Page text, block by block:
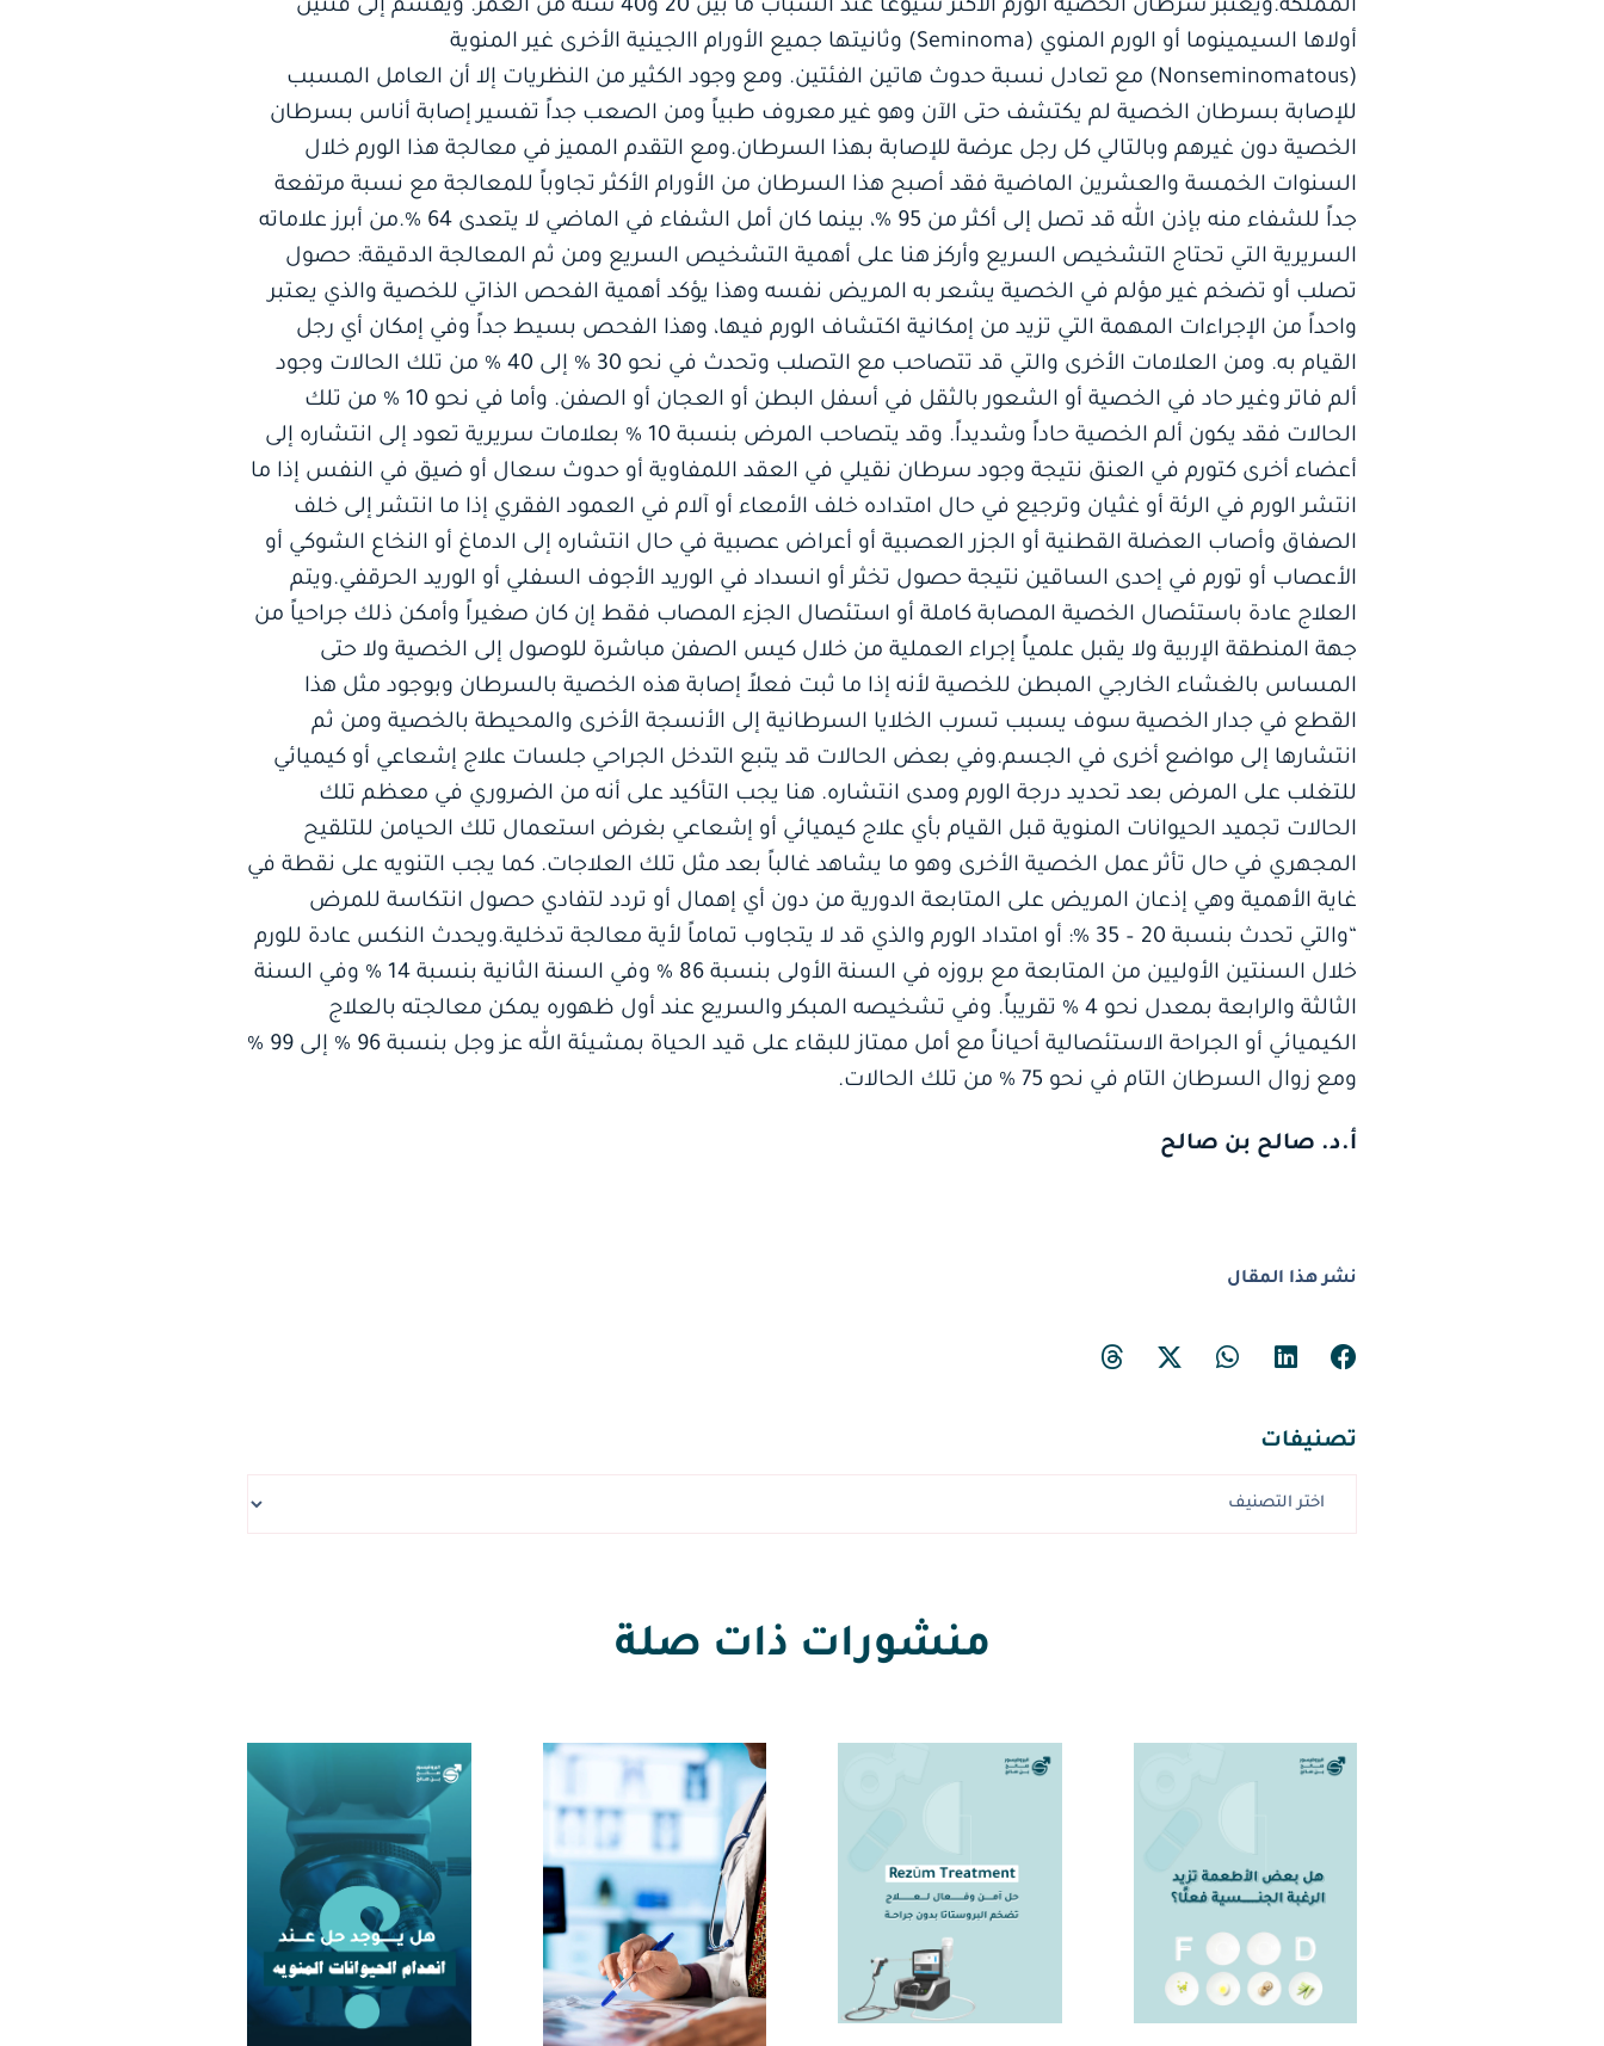
المملكة.ويعتبر سرطان الخصية الورم الأكثر شيوعاً عند الشباب ما بين 20 و40 سنة من العمر. ويقسم إلى فئتين
أولاها السيمينوما أو الورم المنوي (Seminoma) وثانيتها جميع الأورام االجينية الأخرى غير المنوية
(Nonseminomatous) مع تعادل نسبة حدوث هاتين الفئتين. ومع وجود الكثير من النظريات إلا أن العامل المسبب
للإصابة بسرطان الخصية لم يكتشف حتى الآن وهو غير معروف طبياً ومن الصعب جداً تفسير إصابة أناس بسرطان
الخصية دون غيرهم وبالتالي كل رجل عرضة للإصابة بهذا السرطان.ومع التقدم المميز في معالجة هذا الورم خلال
السنوات الخمسة والعشرين الماضية فقد أصبح هذا السرطان من الأورام الأكثر تجاوباً للمعالجة مع نسبة مرتفعة
جداً للشفاء منه بإذن الله قد تصل إلى أكثر من 95 %، بينما كان أمل الشفاء في الماضي لا يتعدى 64 %.من أبرز علاماته
السريرية التي تحتاج التشخيص السريع وأركز هنا على أهمية التشخيص السريع ومن ثم المعالجة الدقيقة: حصول
تصلب أو تضخم غير مؤلم في الخصية يشعر به المريض نفسه وهذا يؤكد أهمية الفحص الذاتي للخصية والذي يعتبر
واحداً من الإجراءات المهمة التي تزيد من إمكانية اكتشاف الورم فيها، وهذا الفحص بسيط جداً وفي إمكان أي رجل
القيام به. ومن العلامات الأخرى والتي قد تتصاحب مع التصلب وتحدث في نحو 30 % إلى 40 % من تلك الحالات وجود
ألم فاتر وغير حاد في الخصية أو الشعور بالثقل في أسفل البطن أو العجان أو الصفن. وأما في نحو 10 % من تلك
الحالات فقد يكون ألم الخصية حاداً وشديداً. وقد يتصاحب المرض بنسبة 10 % بعلامات سريرية تعود إلى انتشاره إلى
أعضاء أخرى كتورم في العنق نتيجة وجود سرطان نقيلي في العقد اللمفاوية أو حدوث سعال أو ضيق في النفس إذا ما
انتشر الورم في الرئة أو غثيان وترجيع في حال امتداده خلف الأمعاء أو آلام في العمود الفقري إذا ما انتشر إلى خلف
الصفاق وأصاب العضلة القطنية أو الجزر العصبية أو أعراض عصبية في حال انتشاره إلى الدماغ أو النخاع الشوكي أو
الأعصاب أو تورم في إحدى الساقين نتيجة حصول تخثر أو انسداد في الوريد الأجوف السفلي أو الوريد الحرقفي.ويتم
العلاج عادة باستئصال الخصية المصابة كاملة أو استئصال الجزء المصاب فقط إن كان صغيراً وأمكن ذلك جراحياً من
جهة المنطقة الإربية ولا يقبل علمياً إجراء العملية من خلال كيس الصفن مباشرة للوصول إلى الخصية ولا حتى
المساس بالغشاء الخارجي المبطن للخصية لأنه إذا ما ثبت فعلاً إصابة هذه الخصية بالسرطان وبوجود مثل هذا
القطع في جدار الخصية سوف يسبب تسرب الخلايا السرطانية إلى الأنسجة الأخرى والمحيطة بالخصية ومن ثم
انتشارها إلى مواضع أخرى في الجسم.وفي بعض الحالات قد يتبع التدخل الجراحي جلسات علاج إشعاعي أو كيميائي
للتغلب على المرض بعد تحديد درجة الورم ومدى انتشاره. هنا يجب التأكيد على أنه من الضروري في معظم تلك
الحالات تجميد الحيوانات المنوية قبل القيام بأي علاج كيميائي أو إشعاعي بغرض استعمال تلك الحيامن للتلقيح
المجهري في حال تأثر عمل الخصية الأخرى وهو ما يشاهد غالباً بعد مثل تلك العلاجات. كما يجب التنويه على نقطة في
غاية الأهمية وهي إذعان المريض على المتابعة الدورية من دون أي إهمال أو تردد لتفادي حصول انتكاسة للمرض
“والتي تحدث بنسبة 20 – 35 %: أو امتداد الورم والذي قد لا يتجاوب تماماً لأية معالجة تدخلية.ويحدث النكس عادة للورم
خلال السنتين الأوليين من المتابعة مع بروزه في السنة الأولى بنسبة 86 % وفي السنة الثانية بنسبة 14 % وفي السنة
الثالثة والرابعة بمعدل نحو 4 % تقريباً. وفي تشخيصه المبكر والسريع عند أول ظهوره يمكن معالجته بالعلاج
الكيميائي أو الجراحة الاستئصالية أحياناً مع أمل ممتاز للبقاء على قيد الحياة بمشيئة الله عز وجل بنسبة 96 % إلى 99 %
ومع زوال السرطان التام في نحو 75 % من تلك الحالات.
أ.د. صالح بن صالح
نشر هذا المقال
تصنيفات
منشورات ذات صلة